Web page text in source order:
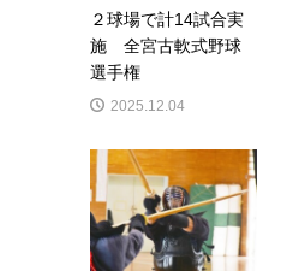
２球場で計14試合実
施 全宮古軟式野球
選手権
2025.12.04